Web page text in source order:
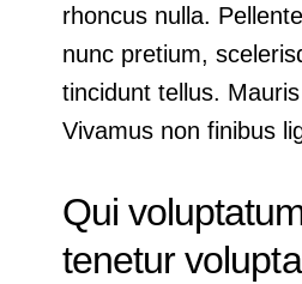
rhoncus nulla.
nunc pretium,
tincidunt tellus.
Vivamus non finibus
Qui
tenetur